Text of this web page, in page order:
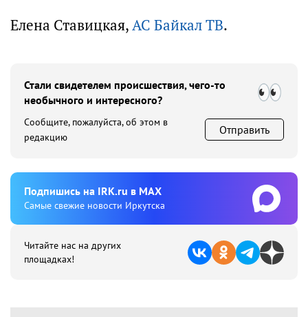
Елена Ставицкая,АС Байкал ТВ.
Стали свидетелем происшествия, чего-то
необычного и интересного?
Сообщите, пожалуйста, об этом в
редакцию
Отправить
Подпишиcь на IRK.ru в MAX
Cамые свежие новости Иркутска
Читайте нас на других
площадках!